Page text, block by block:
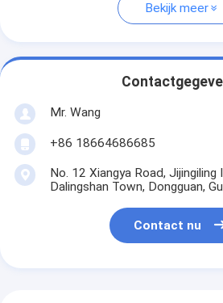
Bekijk meer
Mr. Wang
+86 18664686685
No. 12 Xiangya Road, Jijingiling
Dalingshan Town, Dongguan,
Contact nu